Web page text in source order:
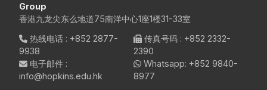
Group
香港九龙尖东么地道75南洋中心1座1楼31-33室
热线电话 : +852 2877-
9938
传真号码 : +852 2332-
2390
电子邮件 :
info@hopkins.edu.hk
Whatsapp: +852 9840-
8977